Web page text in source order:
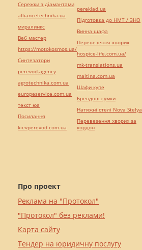
Про проект
Реклама на "Протокол"
"Протокол" без реклами!
Карта сайту
Тендер на юридичну послугу
Сережки з діамантами
alliancetechnika.ua
миралинкс
Веб мастер
https://motokosmos.ua/
Синтезатори
perevod.agency
agrotechnika.com.ua
europeservice.com.ua
текст юа
Посилання
kievperevod.com.ua
pereklad.ua
Підготовка до НМТ / ЗНО
Винна шафа
Перевезення хворих
hospice-life.com.ua/
mk-translations.ua
maltina.com.ua
Шафи купе
Брендові сумки
Натяжні стелі Nova Stelya
Перевезення хворих за
кордон